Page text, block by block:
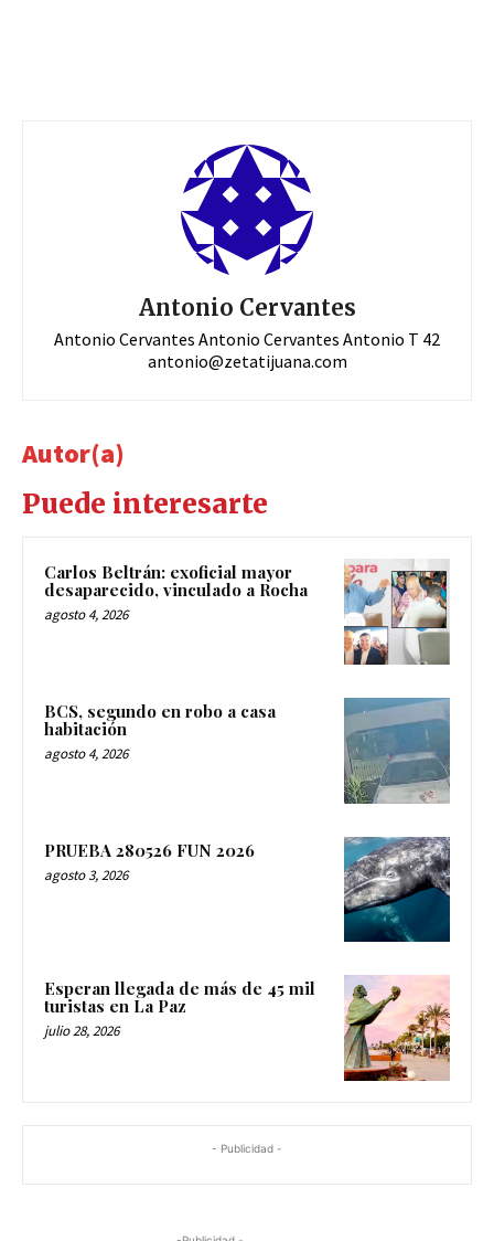
Antonio Cervantes
Antonio Cervantes Antonio Cervantes Antonio T 42
antonio@zetatijuana.com
Autor(a)
Puede interesarte
Carlos Beltrán: exoficial mayor
desaparecido, vinculado a Rocha
agosto 4, 2026
BCS, segundo en robo a casa
habitación
agosto 4, 2026
PRUEBA 280526 FUN 2026
agosto 3, 2026
Esperan llegada de más de 45 mil
turistas en La Paz
julio 28, 2026
- Publicidad -